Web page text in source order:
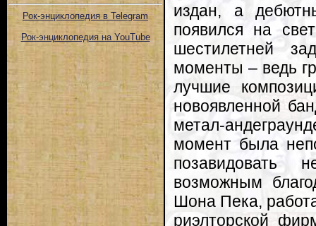
Рок-энциклопедия в Telegram
Рок-энциклопедия на YouTube
издан, а
появился на
шестилетней
моменты – ведь
лучшие
новоявленной
метал-
момент была
позавидовать
возможным
Шона Пека,
риэлторской